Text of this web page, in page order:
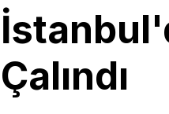
Çalındı